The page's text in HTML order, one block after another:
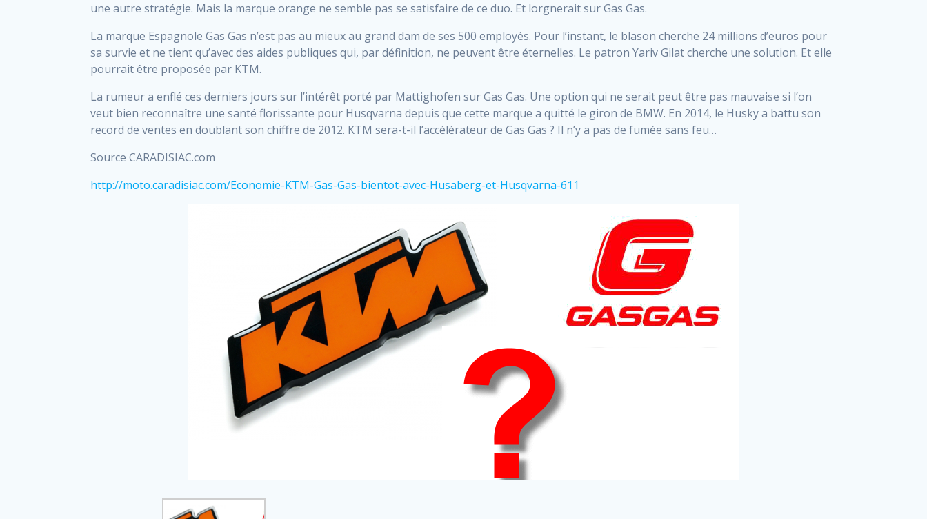
une autre stratégie. Mais la marque orange ne semble pas se satisfaire de ce duo. Et lorgnerait sur Gas Gas.
La marque Espagnole Gas Gas n’est pas au mieux au grand dam de ses 500 employés. Pour l’instant, le blason cherche 24 millions d’euros pour
sa survie et ne tient qu’avec des aides publiques qui, par définition, ne peuvent être éternelles. Le patron Yariv Gilat cherche une solution. Et elle
pourrait être proposée par KTM.
La rumeur a enflé ces derniers jours sur l’intérêt porté par Mattighofen sur Gas Gas. Une option qui ne serait peut être pas mauvaise si l’on
veut bien reconnaître une santé florissante pour Husqvarna depuis que cette marque a quitté le giron de BMW. En 2014, le Husky a battu son
record de ventes en doublant son chiffre de 2012. KTM sera-t-il l’accélérateur de Gas Gas ? Il n’y a pas de fumée sans feu…
Source CARADISIAC.com
http://moto.caradisiac.com/Economie-KTM-Gas-Gas-bientot-avec-Husaberg-et-Husqvarna-611